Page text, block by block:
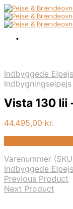
Indbyggede
Indbygningselpejs
Vista 130
44.495,00 kr.
Varenummer
Indbyggede
Previous Product
Next Product